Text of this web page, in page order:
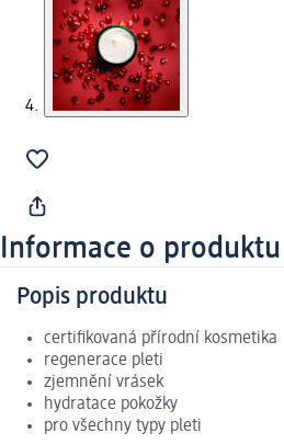
Informace o produktu
Popis produktu
certifikovaná přírodní kosmetika
regenerace pleti
zjemnění vrásek
hydratace pokožky
pro všechny typy pleti